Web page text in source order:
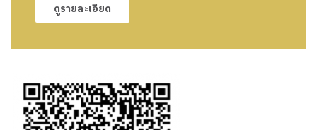
ดูรายละเอียด